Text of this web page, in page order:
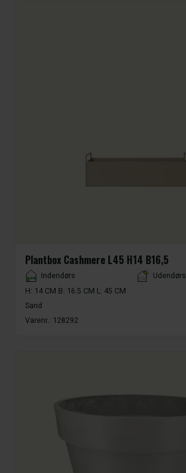
Plantbox Cashmere L45 H14 B16,5
Placement
Indendørs
Udendørs
H: 14 CM B: 16.5 CM L: 45 CM
Sand
Varenr.: 128292